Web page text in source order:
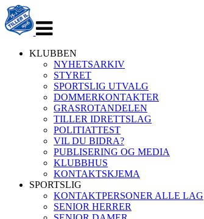
navigasjon
KLUBBEN
NYHETSARKIV
STYRET
SPORTSLIG UTVALG
DOMMERKONTAKTER
GRASROTANDELEN
TILLER IDRETTSLAG
POLITIATTEST
VIL DU BIDRA?
PUBLISERING OG MEDIA
KLUBBHUS
KONTAKTSKJEMA
SPORTSLIG
KONTAKTPERSONER ALLE LAG
SENIOR HERRER